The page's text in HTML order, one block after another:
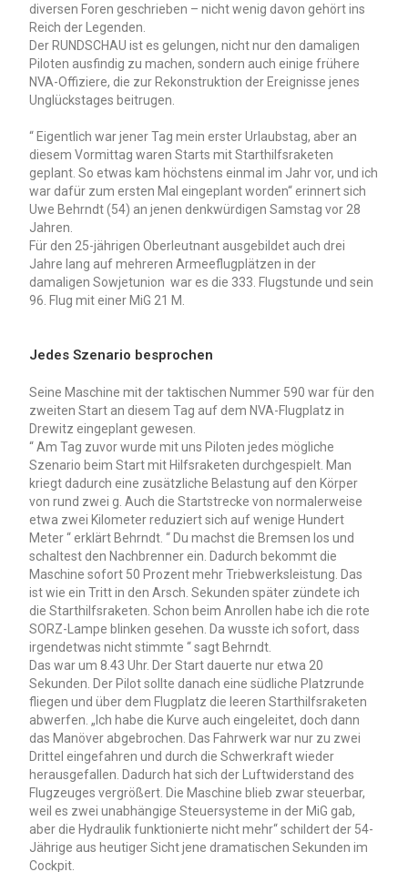
diversen Foren geschrieben – nicht wenig davon gehört ins
Reich der Legenden.
Der RUNDSCHAU ist es gelungen, nicht nur den damaligen
Piloten ausfindig zu machen, sondern auch einige frühere
NVA-Offiziere, die zur Rekonstruktion der Ereignisse jenes
Unglückstages beitrugen.
“ Eigentlich war jener Tag mein erster Urlaubstag, aber an
diesem Vormittag waren Starts mit Starthilfsraketen
geplant. So etwas kam höchstens einmal im Jahr vor, und ich
war dafür zum ersten Mal eingeplant worden“ erinnert sich
Uwe Behrndt (54) an jenen denkwürdigen Samstag vor 28
Jahren.
Für den 25-jährigen Oberleutnant ausgebildet auch drei
Jahre lang auf mehreren Armeeflugplätzen in der
damaligen Sowjetunion war es die 333. Flugstunde und sein
96. Flug mit einer MiG 21 M.
Jedes Szenario besprochen
Seine Maschine mit der taktischen Nummer 590 war für den
zweiten Start an diesem Tag auf dem NVA-Flugplatz in
Drewitz eingeplant gewesen.
“ Am Tag zuvor wurde mit uns Piloten jedes mögliche
Szenario beim Start mit Hilfsraketen durchgespielt. Man
kriegt dadurch eine zusätzliche Belastung auf den Körper
von rund zwei g. Auch die Startstrecke von normalerweise
etwa zwei Kilometer reduziert sich auf wenige Hundert
Meter “ erklärt Behrndt. “ Du machst die Bremsen los und
schaltest den Nachbrenner ein. Dadurch bekommt die
Maschine sofort 50 Prozent mehr Triebwerksleistung. Das
ist wie ein Tritt in den Arsch. Sekunden später zündete ich
die Starthilfsraketen. Schon beim Anrollen habe ich die rote
SORZ-Lampe blinken gesehen. Da wusste ich sofort, dass
irgendetwas nicht stimmte “ sagt Behrndt.
Das war um 8.43 Uhr. Der Start dauerte nur etwa 20
Sekunden. Der Pilot sollte danach eine südliche Platzrunde
fliegen und über dem Flugplatz die leeren Starthilfsraketen
abwerfen. „Ich habe die Kurve auch eingeleitet, doch dann
das Manöver abgebrochen. Das Fahrwerk war nur zu zwei
Drittel eingefahren und durch die Schwerkraft wieder
herausgefallen. Dadurch hat sich der Luftwiderstand des
Flugzeuges vergrößert. Die Maschine blieb zwar steuerbar,
weil es zwei unabhängige Steuersysteme in der MiG gab,
aber die Hydraulik funktionierte nicht mehr“ schildert der 54-
Jährige aus heutiger Sicht jene dramatischen Sekunden im
Cockpit.